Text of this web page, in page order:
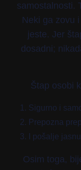
samostalnosti.
Neki ga zovu
jeste. Jer
dosadni;
Štap osobi
Sigurno i
Prepozna
I pošalje
Osim toga,